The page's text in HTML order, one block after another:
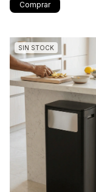
SIN STOCK